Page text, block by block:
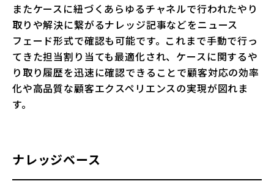
またケースに紐づくあらゆるチャネルで行われたやり
取りや解決に繋がるナレッジ記事などをニュース
フェード形式で確認も可能です。これまで手動で行っ
てきた担当割り当ても最適化され、ケースに関するや
り取り履歴を迅速に確認できることで顧客対応の効率
化や高品質な顧客エクスペリエンスの実現が図れま
す。
ナレッジベース